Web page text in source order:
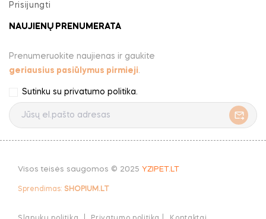
Prisijungti
NAUJIENŲ PRENUMERATA
Prenumeruokite naujienas ir gaukite
geriausius pasiūlymus pirmieji.
Sutinku su privatumo politika.
Visos teisės saugomos © 2025 YZIPET.LT
Sprendimas: SHOPIUM.LT